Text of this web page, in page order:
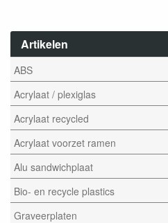
Artikelen
ABS
Acrylaat / plexiglas
Acrylaat recycled
Acrylaat voorzet ramen
Alu sandwichplaat
Bio- en recycle plastics
Graveerplaten